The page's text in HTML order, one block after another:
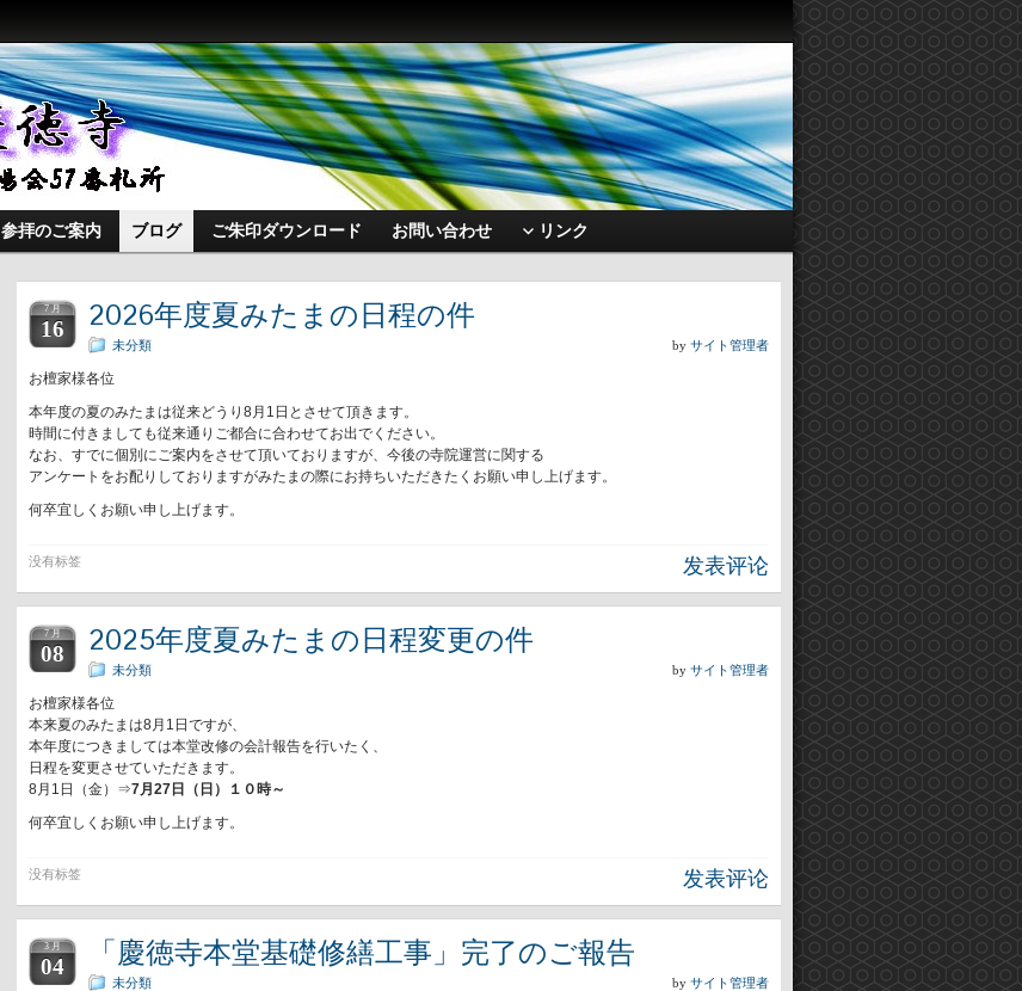
参拝のご案内 ブログ ご朱印ダウンロード お問い合わせ リンク
7 月
16 2026年度夏みたまの日程の件
未分類 by サイト管理者
お檀家様各位
本年度の夏のみたまは従来どうり8月1日とさせて頂きます。
時間に付きましても従来通りご都合に合わせてお出でください。
なお、すでに個別にご案内をさせて頂いておりますが、今後の寺院運営に関する
アンケートをお配りしておりますがみたまの際にお持ちいただきたくお願い申し上げます。
何卒宜しくお願い申し上げます。
没有标签 发表评论
7 月
08 2025年度夏みたまの日程変更の件
未分類 by サイト管理者
お檀家様各位
本来夏のみたまは8月1日ですが、
本年度につきましては本堂改修の会計報告を行いたく、
日程を変更させていただきます。
8月1日（金）⇒7月27日（日）１０時～
何卒宜しくお願い申し上げます。
没有标签 发表评论
3 月
04 「慶徳寺本堂基礎修繕工事」完了のご報告
未分類 by サイト管理者